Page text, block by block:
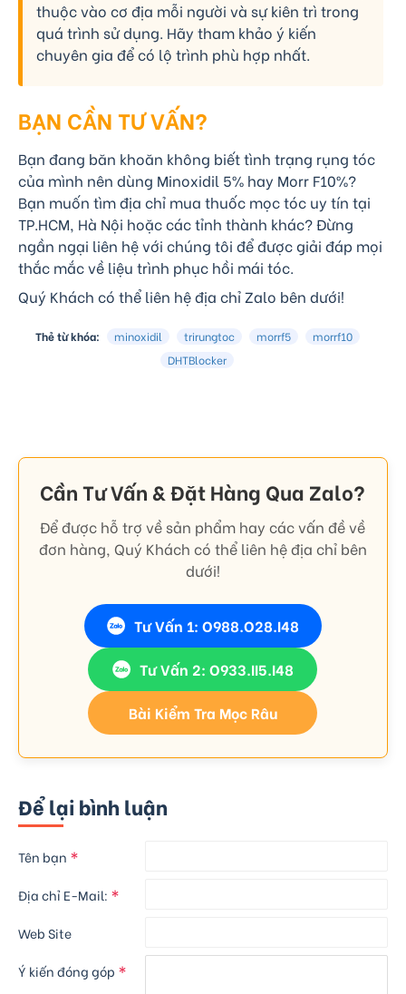
thuộc vào cơ địa mỗi người và sự kiên trì trong
quá trình sử dụng. Hãy tham khảo ý kiến
chuyên gia để có lộ trình phù hợp nhất.
BẠN CẦN TƯ VẤN?
Bạn đang băn khoăn không biết tình trạng rụng tóc
của mình nên dùng Minoxidil 5% hay Morr F10%?
Bạn muốn tìm địa chỉ mua thuốc mọc tóc uy tín tại
TP.HCM, Hà Nội hoặc các tỉnh thành khác? Đừng
ngần ngại liên hệ với chúng tôi để được giải đáp mọi
thắc mắc về liệu trình phục hồi mái tóc.
Quý Khách có thể liên hệ địa chỉ Zalo bên dưới!
Thẻ từ khóa: minoxidil trirungtoc morrf5
morrf10
DHTBlocker
Cần Tư Vấn & Đặt Hàng Qua Zalo?
Để được hỗ trợ về sản phẩm hay các vấn đề về
đơn hàng, Quý Khách có thể liên hệ địa chỉ bên
dưới!
Tư Vấn 1: O988.O28.I48
Tư Vấn 2: O933.II5.I48
Bài Kiểm Tra Mọc Râu
Để lại bình luận
Tên bạn
Địa chỉ E-Mail:
Web Site
Ý kiến đóng góp